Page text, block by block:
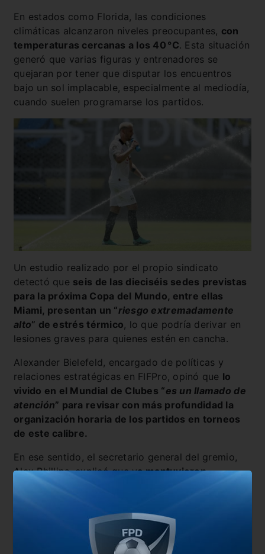
En estados como Florida, las condiciones
climáticas alcanzaron niveles preocupantes, con
temperaturas cercanas a los 40 °C. Esta situación
generó que varias figuras y entrenadores se
quejaran por tener que disputar los encuentros
bajo un sol implacable, especialmente al mediodía,
cuando suelen programarse los partidos.
Un estudio realizado por el propio sindicato
detectó que seis de las dieciséis sedes previstas
para la próxima Copa del Mundo, entre ellas
Miami, presentan un “riesgo extremadamente
alto” de estrés térmico, lo que podría derivar en
lesiones graves para quienes estén en cancha.
Alexander Bielefeld, encargado de políticas y
relaciones estratégicas en FIFPro, opinó que lo
vivido en el Mundial de Clubes “es un llamado de
atención” para revisar con más profundidad la
organización horaria de los partidos en torneos
de este calibre.
En ese sentido, el secretario general del gremio,
Alex Phillips, explicó que ya mantuvieron
conversaciones con la FIFA para evitar programar
partidos en las horas más críticas del día.
aclaró que la decisión final dependerá
del interés televisivo, sobre todo en función de la
audiencia europea.